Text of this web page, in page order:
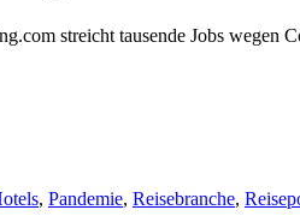
streicht tausende Jobs wegen
, Pandemie, Reisebranche,